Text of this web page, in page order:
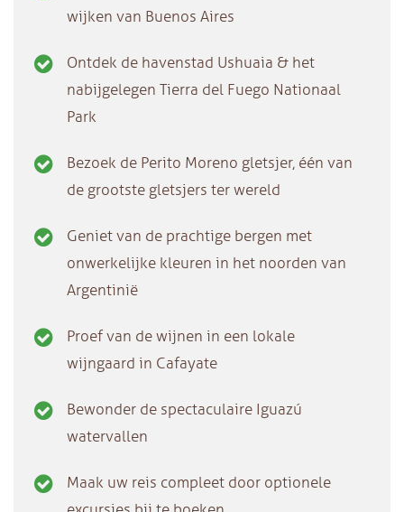
wijken van Buenos Aires
Ontdek de havenstad Ushuaia & het
nabijgelegen Tierra del Fuego Nationaal
Park
Bezoek de Perito Moreno gletsjer, één van
de grootste gletsjers ter wereld
Geniet van de prachtige bergen met
onwerkelijke kleuren in het noorden van
Argentinië
Proef van de wijnen in een lokale
wijngaard in Cafayate
Bewonder de spectaculaire Iguazú
watervallen
Maak uw reis compleet door optionele